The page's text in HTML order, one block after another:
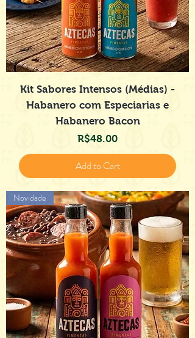
Kit Sabores Intensos (Médias) -
Habanero com Especiarias e
Habanero Bacon
Price
R$48.00
Add to Cart
Novidade